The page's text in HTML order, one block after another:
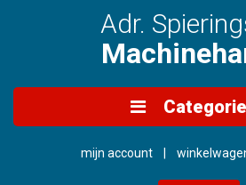
Adr.
mijn account